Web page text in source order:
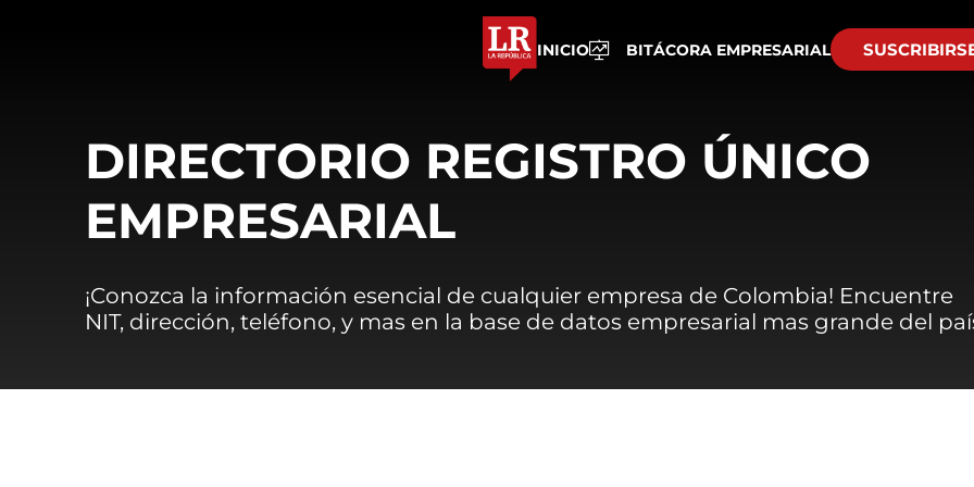
INICIO BITÁCORA EMPRESARIAL
DIRECTORIO REGISTRO ÚNICO
EMPRESARIAL
¡Conozca la información esencial de cualquier empresa de Colombia! Encuentre
NIT, dirección, teléfono, y mas en la base de datos empresarial mas grande del